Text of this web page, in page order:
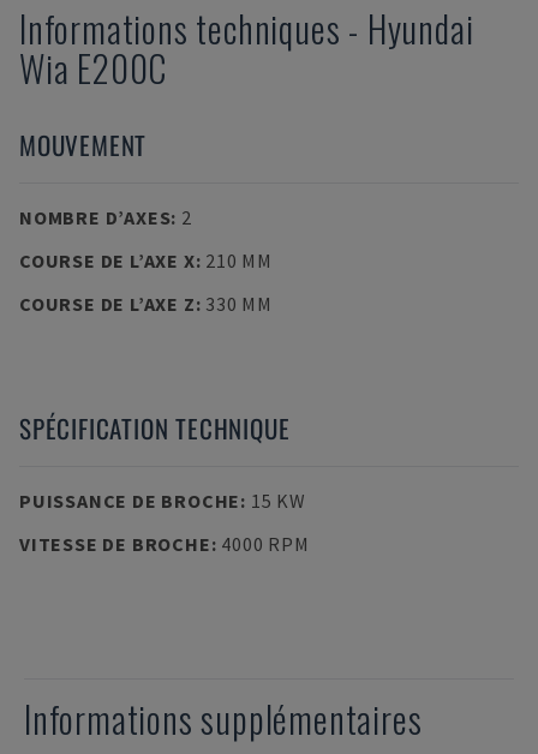
Informations techniques - Hyundai
Wia E200C
MOUVEMENT
NOMBRE D’AXES: 2
COURSE DE L’AXE X: 210 MM
COURSE DE L’AXE Z: 330 MM
SPÉCIFICATION TECHNIQUE
PUISSANCE DE BROCHE: 15 KW
VITESSE DE BROCHE: 4000 RPM
Informations supplémentaires